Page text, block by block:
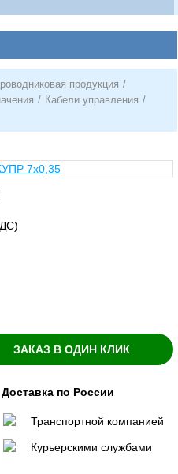
продукция /
/ Кабели управления /
ЗАКАЗ В ОДИН КЛИК
Доставка по России
Транспортной компанией
Курьерскими службами